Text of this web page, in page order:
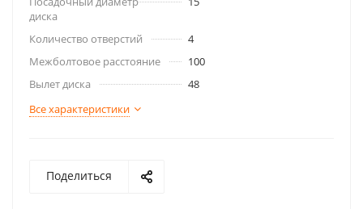
диска
Количество отверстий
4
Межболтовое расстояние
100
Вылет диска
48
Все характеристики
Поделиться